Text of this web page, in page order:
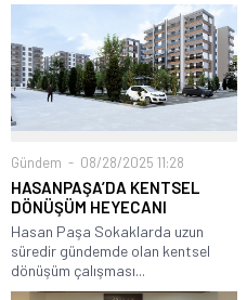
Gündem 08/28/2025 11:28
HASANPAŞA’DA KENTSEL
DÖNÜŞÜM HEYECANI
Hasan Paşa Sokaklarda uzun
süredir gündemde olan kentsel
dönüşüm çalışması...